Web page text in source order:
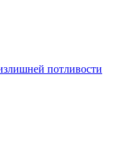
потливости